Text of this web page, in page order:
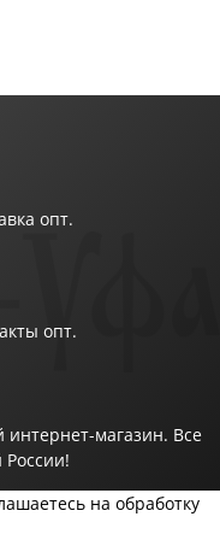
опт.
опт.
магазин. Все
на обработку